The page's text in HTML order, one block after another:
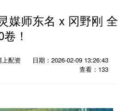
媒师东名 x 冈野刚 全
卷！
上配资
日期：2026-02-09 13:26:43
查看：133